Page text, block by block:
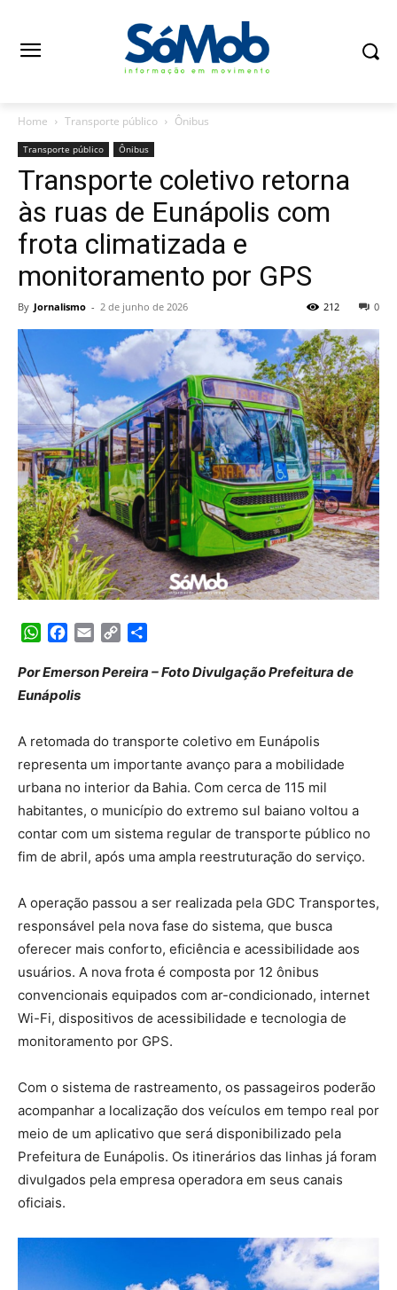
Home Transporte público Ônibus
Transporte público Ônibus
Transporte coletivo retorna
às ruas de Eunápolis com
frota climatizada e
monitoramento por GPS
By Jornalismo - 2 de junho de 2026 0
212
WhatsApp
Facebook
Email Copy
Por Emerson Pereira – Foto Divulgação Prefeitura de
Eunápolis
A retomada do transporte coletivo em Eunápolis
representa um importante avanço para a mobilidade
urbana no interior da Bahia. Com cerca de 115 mil
habitantes, o município do extremo sul baiano voltou a
contar com um sistema regular de transporte público no
fim de abril, após uma ampla reestruturação do serviço.
A operação passou a ser realizada pela GDC Transportes,
responsável pela nova fase do sistema, que busca
oferecer mais conforto, eficiência e acessibilidade aos
usuários. A nova frota é composta por 12 ônibus
convencionais equipados com ar-condicionado, internet
Wi-Fi, dispositivos de acessibilidade e tecnologia de
monitoramento por GPS.
Com o sistema de rastreamento, os passageiros poderão
acompanhar a localização dos veículos em tempo real por
meio de um aplicativo que será disponibilizado pela
Prefeitura de Eunápolis. Os itinerários das linhas já foram
divulgados pela empresa operadora em seus canais
oficiais.